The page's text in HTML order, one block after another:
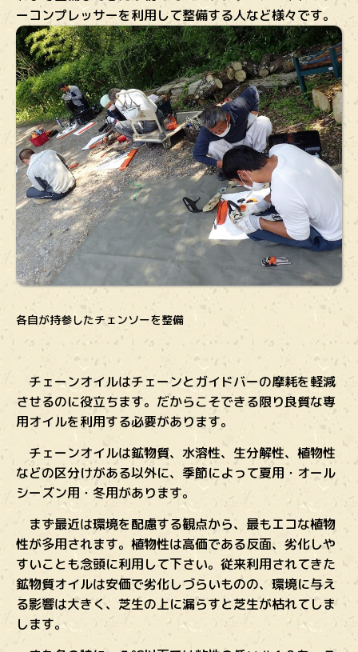
ーコンプレッサーを利用して整備する人など様々です。
各自が持参したチェンソーを整備
チェーンオイルはチェーンとガイドバーの摩耗を軽減
させるのに役立ちます。だからこそできる限り良質な専
用オイルを利用する必要があります。
チェーンオイルは鉱物質、水溶性、生分解性、植物性
などの区分けがある以外に、季節によって夏用・オール
シーズン用・冬用があります。
まず最近は環境を配慮する観点から、最もエコな植物
性が多用されます。植物性は高価である反面、劣化しや
すいことも念頭に利用して下さい。従来利用されてきた
鉱物質オイルは安価で劣化しづらいものの、環境に与え
る影響は大きく、芝生の上に漏らすと芝生が枯れてしま
します。